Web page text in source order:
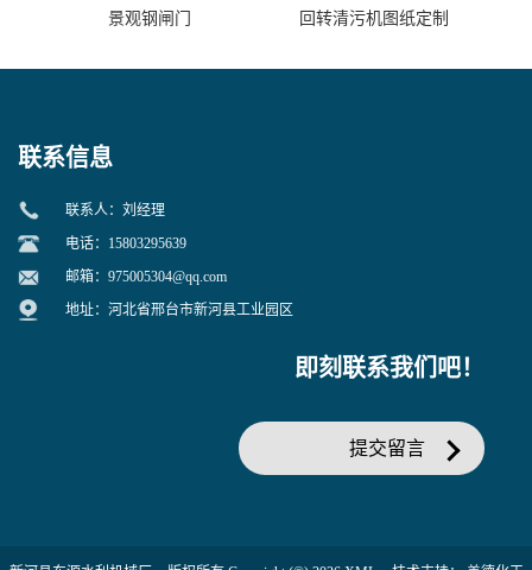
景观钢闸门 回转清污机图纸定制
联系信息
联系人：刘经理
电话：15803295639
邮箱： 975005304@qq.com
地址：河北省邢台市新河县工业园区
即刻联系我们吧！
提交留言